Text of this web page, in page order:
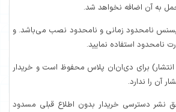
به آن اضافه نخواهد شد.
نامحدود زمانی و نامحدود نصب می‌باشد. و
نامحدود استفاده نمایید.
برای دی‌ان‌ان پلاس محفوظ است و خریدار
آن را ندارد.
دسترسی خریدار بدون اطلاع قبلی مسدود